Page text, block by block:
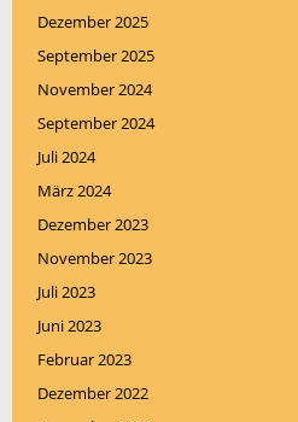
Dezember 2025
September 2025
November 2024
September 2024
Juli 2024
März 2024
Dezember 2023
November 2023
Juli 2023
Juni 2023
Februar 2023
Dezember 2022